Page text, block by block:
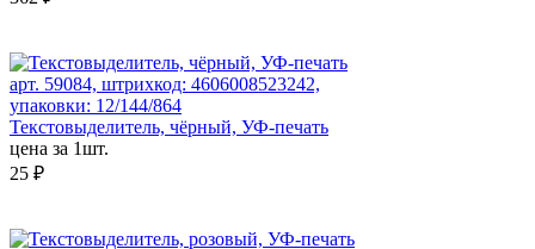
арт. 59084, штрихкод: 4606008523242,
упаковки: 12/144/864
Текстовыделитель, чёрный, УФ-печать
цена за 1шт.
25 ₽